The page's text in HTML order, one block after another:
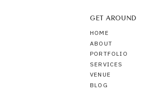
HOME
ABOUT
PORTFOLIO
VENUE
SERVICES
BLOG
GET AROUND